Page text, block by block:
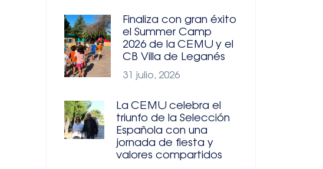
Finaliza con gran éxito
el Summer Camp
2026 de la CEMU y el
CB Villa de Leganés
31 julio, 2026
La CEMU celebra el
triunfo de la Selección
Española con una
jornada de fiesta y
valores compartidos